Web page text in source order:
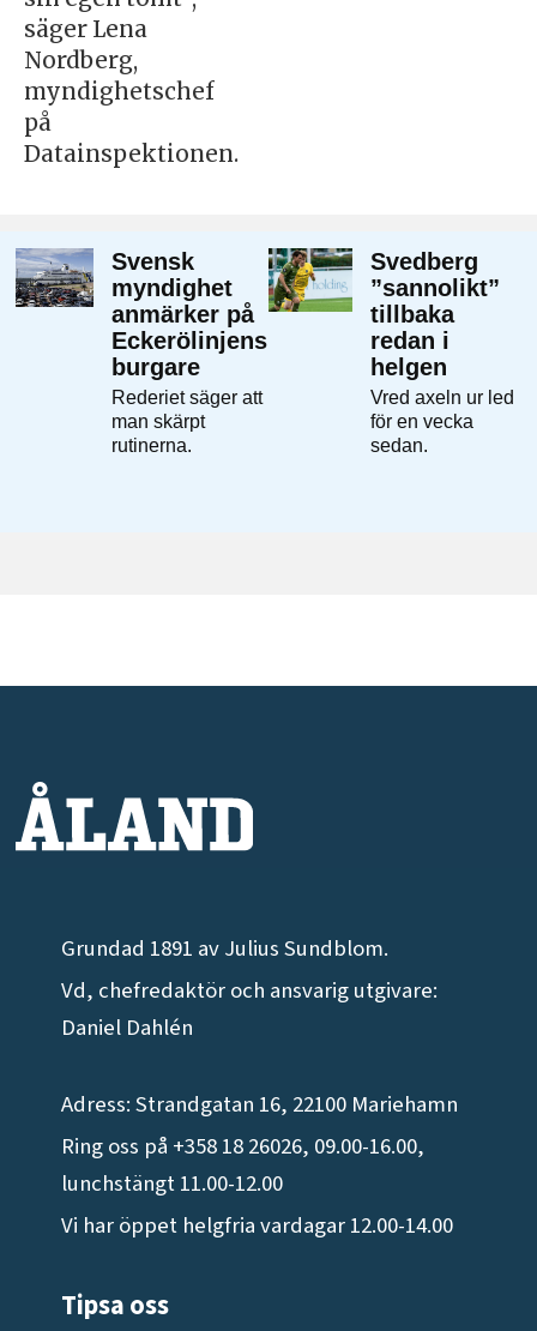
säger Lena
Nordberg,
myndighetschef
på
Datainspektionen.
Grundad 1891 av Julius Sundblom.
Vd, chefredaktör och ansvarig utgivare:
Daniel Dahlén
Adress: Strandgatan 16, 22100 Mariehamn
Ring oss på +358 18 26026, 09.00-16.00,
lunchstängt 11.00-12.00
Vi har öppet helgfria vardagar 12.00-14.00
Tipsa oss